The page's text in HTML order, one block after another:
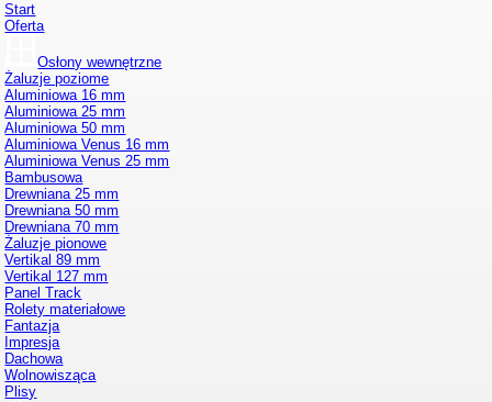
Start
Oferta
Osłony wewnętrzne
Żaluzje poziome
Aluminiowa 16 mm
Aluminiowa 25 mm
Aluminiowa 50 mm
Aluminiowa Venus 16 mm
Aluminiowa Venus 25 mm
Bambusowa
Drewniana 25 mm
Drewniana 50 mm
Drewniana 70 mm
Żaluzje pionowe
Vertikal 89 mm
Vertikal 127 mm
Panel Track
Rolety materiałowe
Fantazja
Impresja
Dachowa
Wolnowisząca
Plisy